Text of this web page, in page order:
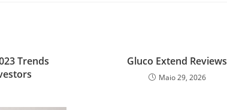
Trends
Gluco Extend Reviews
Maio 29, 2026